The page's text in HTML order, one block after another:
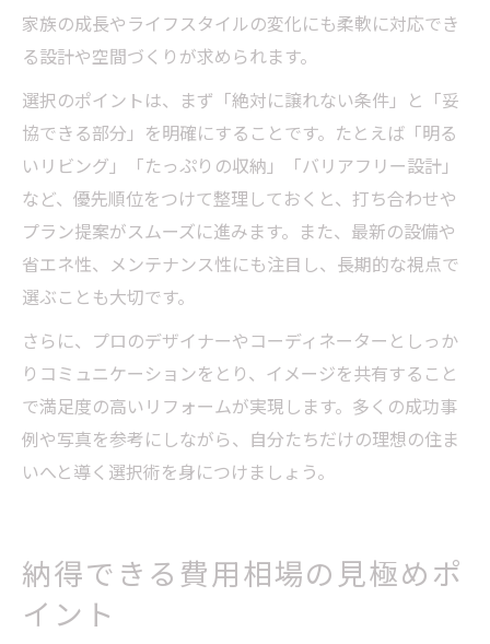
家族の成長やライフスタイルの変化にも柔軟に対応でき
る設計や空間づくりが求められます。
選択のポイントは、まず「絶対に譲れない条件」と「妥
協できる部分」を明確にすることです。たとえば「明る
いリビング」「たっぷりの収納」「バリアフリー設計」
など、優先順位をつけて整理しておくと、打ち合わせや
プラン提案がスムーズに進みます。また、最新の設備や
省エネ性、メンテナンス性にも注目し、長期的な視点で
選ぶことも大切です。
さらに、プロのデザイナーやコーディネーターとしっか
りコミュニケーションをとり、イメージを共有すること
で満足度の高いリフォームが実現します。多くの成功事
例や写真を参考にしながら、自分たちだけの理想の住ま
いへと導く選択術を身につけましょう。
納得できる費用相場の見極めポ
イント